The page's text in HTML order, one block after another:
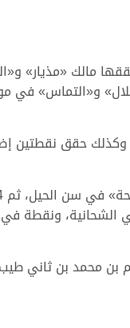
غانم سلطان الهديفي، في موسمه المنقضي، هناك 25 نقطة إضافية
و«التماس» في
وكذلك حقق نقطتين
الثالث، ونقطتين في المحلي الرابع و5 نقاط في السباق المحلي الخامس منها نقطتان في ميدان
محمد بن ثاني طيب